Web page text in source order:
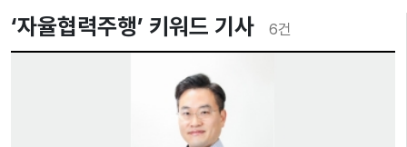
‘자율협력주행’ 키워드 기사 6건